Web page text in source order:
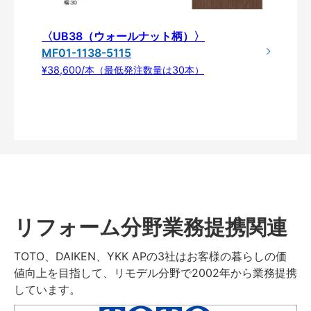
〈UB38（ウォールナット柄）〉
MF01-1138-5115
¥38,600/本（最低発注数量は30本）
リフォーム分野業務提携関連
TOTO、DAIKEN、YKK APの3社はお客様の暮らしの価
値向上を目指して、リモデル分野で2002年から業務提携
しています。